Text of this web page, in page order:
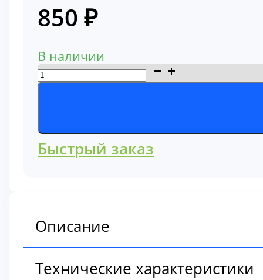
850 ₽
В наличии
Количество
товара
масляный
34340-
10101
Быстрый заказ
Описание
Технические характеристики